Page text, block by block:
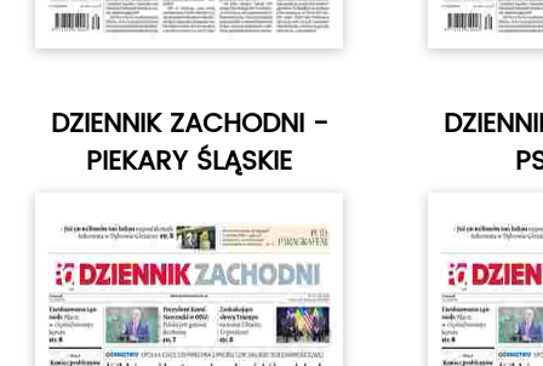
DZIENNIK ZACHODNI -
PIEKARY ŚLĄSKIE